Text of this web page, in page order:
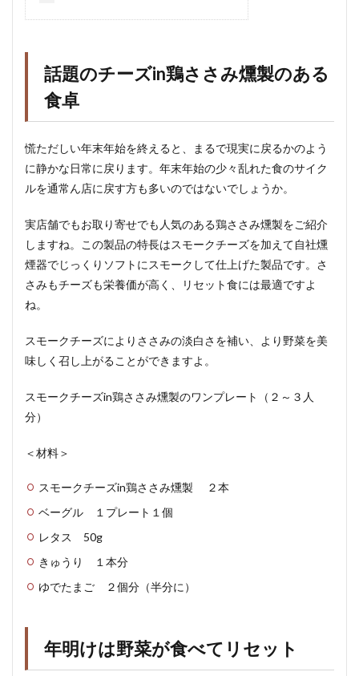
話題のチーズin鶏ささみ燻製のある
食卓
慌ただしい年末年始を終えると、まるで現実に戻るかのよう
に静かな日常に戻ります。年末年始の少々乱れた食のサイク
ルを通常ん店に戻す方も多いのではないでしょうか。
実店舗でもお取り寄せでも人気のある鶏ささみ燻製をご紹介
しますね。この製品の特長はスモークチーズを加えて自社燻
煙器でじっくりソフトにスモークして仕上げた製品です。さ
さみもチーズも栄養価が高く、リセット食には最適ですよ
ね。
スモークチーズによりささみの淡白さを補い、より野菜を美
味しく召し上がることができますよ。
スモークチーズin鶏ささみ燻製のワンプレート（２～３人
分）
＜材料＞
スモークチーズin鶏ささみ燻製 ２本
ベーグル １プレート１個
レタス 50g
きゅうり １本分
ゆでたまご ２個分（半分に）
年明けは野菜が食べてリセット